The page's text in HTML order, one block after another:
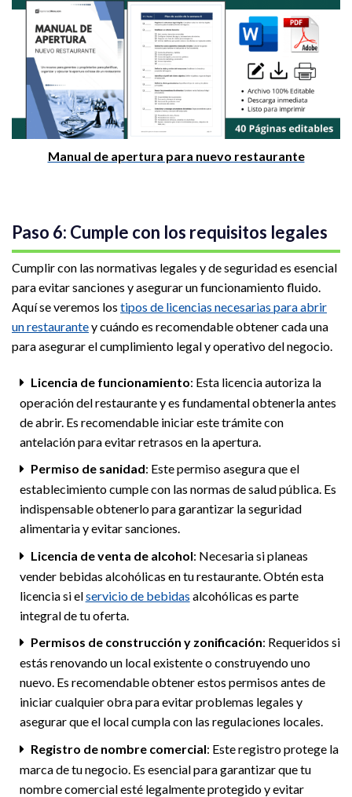
Manual de apertura para nuevo restaurante
Paso 6: Cumple con los requisitos legales
Cumplir con las normativas legales y de seguridad es esencial
para evitar sanciones y asegurar un funcionamiento fluido.
Aquí se veremos los tipos de licencias necesarias para abrir
un restaurantey cuándo es recomendable obtener cada una
para asegurar el cumplimiento legal y operativo del negocio.
Licencia de funcionamiento: Esta licencia autoriza la
operación del restaurante y es fundamental obtenerla antes
de abrir. Es recomendable iniciar este trámite con
antelación para evitar retrasos en la apertura.
Permiso de sanidad: Este permiso asegura que el
establecimiento cumple con las normas de salud pública. Es
indispensable obtenerlo para garantizar la seguridad
alimentaria y evitar sanciones.
Licencia de venta de alcohol: Necesaria si planeas
vender bebidas alcohólicas en tu restaurante. Obtén esta
licencia si elservicio de bebidas alcohólicas es parte
integral de tu oferta.
Permisos de construcción y zonificación: Requeridos si
estás renovando un local existente o construyendo uno
nuevo. Es recomendable obtener estos permisos antes de
iniciar cualquier obra para evitar problemas legales y
asegurar que el local cumpla con las regulaciones locales.
Registro de nombre comercial: Este registro protege la
marca de tu negocio. Es esencial para garantizar que tu
nombre comercial esté legalmente protegido y evitar